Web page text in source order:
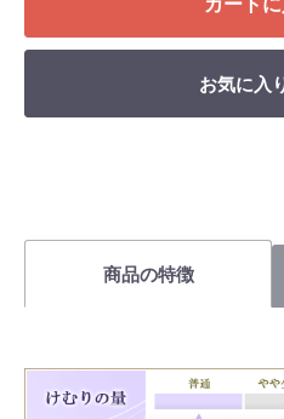
カート
お気に入
商品の特徴